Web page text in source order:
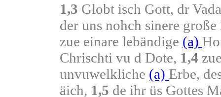
1,3 Globt isch Gott, dr
der uns nohch sinere
zue einare lebändige (a)
Chrischti vu d Dote, 1,4
unvuwelkliche (a) Erbe,
äich, 1,5 de ihr üs Gottes